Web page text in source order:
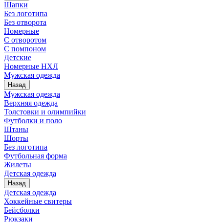
Шапки
Без логотипа
Без отворота
Номерные
С отворотом
С помпоном
Детские
Номерные НХЛ
Мужская одежда
Назад
Мужская одежда
Верхняя одежда
Толстовки и олимпийки
Футболки и поло
Штаны
Шорты
Без логотипа
Футбольная форма
Жилеты
Детская одежда
Назад
Детская одежда
Хоккейные свитеры
Бейсболки
Рюкзаки